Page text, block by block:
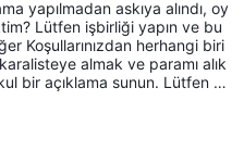
yapılmadan askıya alındı, oy
Lütfen işbirliği yapın ve bu
Koşullarınızdan herhangi biri
almak ve paramı alık
bir açıklama sunun. Lütfen b
mümkün olan en kısa sür